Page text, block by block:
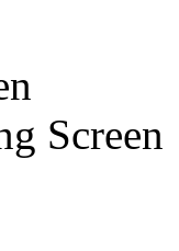
Screen